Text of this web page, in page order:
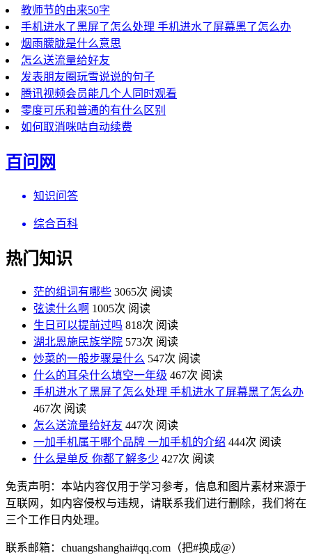
教师节的由来50字
手机进水了黑屏了怎么处理 手机进水了屏幕黑了怎么办
烟雨朦胧是什么意思
怎么送流量给好友
发表朋友圈玩雪说说的句子
腾讯视频会员能几个人同时观看
零度可乐和普通的有什么区别
如何取消咪咕自动续费
百问网
知识问答
综合百科
热门知识
茫的组词有哪些 3065次 阅读
弦读什么啊 1005次 阅读
生日可以提前过吗 818次 阅读
湖北恩施民族学院 573次 阅读
炒菜的一般步骤是什么 547次 阅读
什么的耳朵什么填空一年级 467次 阅读
手机进水了黑屏了怎么处理 手机进水了屏幕黑了怎么办
467次 阅读
怎么送流量给好友 447次 阅读
一加手机属于哪个品牌 一加手机的介绍 444次 阅读
什么是单反 你都了解多少 427次 阅读
免责声明：本站内容仅用于学习参考，信息和图片素材来源于
互联网，如内容侵权与违规，请联系我们进行删除，我们将在
三个工作日内处理。
联系邮箱：chuangshanghai#qq.com（把#换成@）